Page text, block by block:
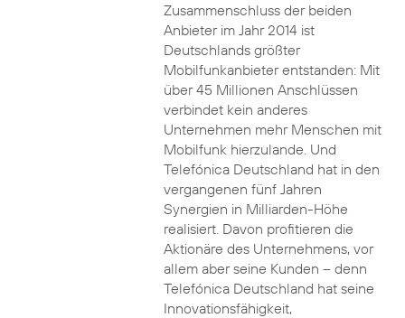
Zusammenschluss der beiden
Anbieter im Jahr 2014 ist
Deutschlands größter
Mobilfunkanbieter entstanden: Mit
über 45 Millionen Anschlüssen
verbindet kein anderes
Unternehmen mehr Menschen mit
Mobilfunk hierzulande. Und
Telefónica Deutschland hat in den
vergangenen fünf Jahren
Synergien in Milliarden-Höhe
realisiert. Davon profitieren die
Aktionäre des Unternehmens, vor
allem aber seine Kunden – denn
Telefónica Deutschland hat seine
Innovationsfähigkeit,